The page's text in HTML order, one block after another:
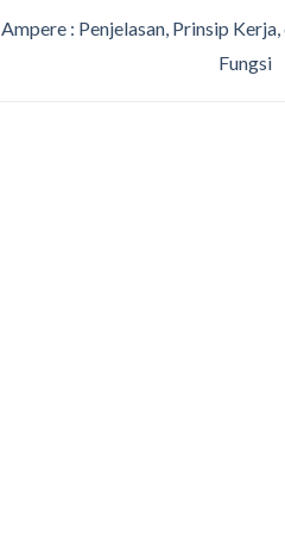
: Penjelasan, Prinsip Kerja,
Fungsi